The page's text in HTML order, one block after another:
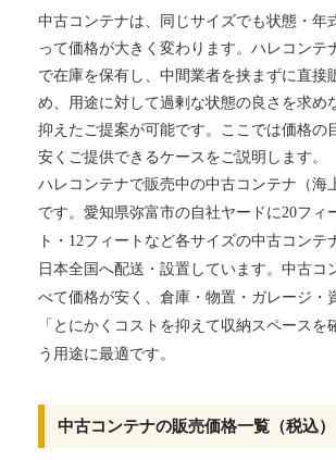
中古コンテナは、同じサイズでも状態・年
って価格が大きく変わります。ハレコンテ
で在庫を保有し、中間業者を挟まずに直接
め、用途に対して過剰な状態の良さを求め
抑えたご提案が可能です。ここでは価格の
安くご提供できるケースをご説明します。
ハレコンテナで販売中の中古コンテナ（海
です。愛知県弥富市の自社ヤードに20フィ
ト・12フィートなど各サイズの中古コンテ
日本全国へ配送・設置しています。中古コ
べて価格が安く、倉庫・物置・ガレージ・
「とにかくコストを抑えて収納スペースを
う用途に最適です。
中古コンテナの販売価格一覧（税込）